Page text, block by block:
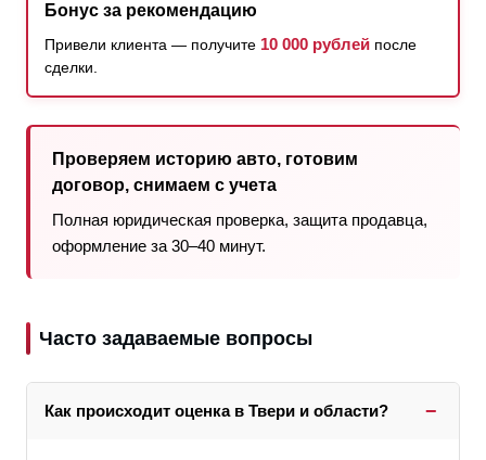
Бонус за рекомендацию
Привели клиента — получите 10 000 рублей после
сделки.
Проверяем историю авто, готовим
договор, снимаем с учета
Полная юридическая проверка, защита продавца,
оформление за 30–40 минут.
Часто задаваемые вопросы
Как происходит оценка в Твери и области?